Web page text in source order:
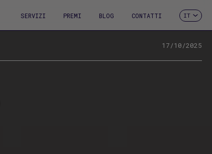
SERVIZI PREMI BLOG CONTATTI
EN
DE
IT
17/10/2025